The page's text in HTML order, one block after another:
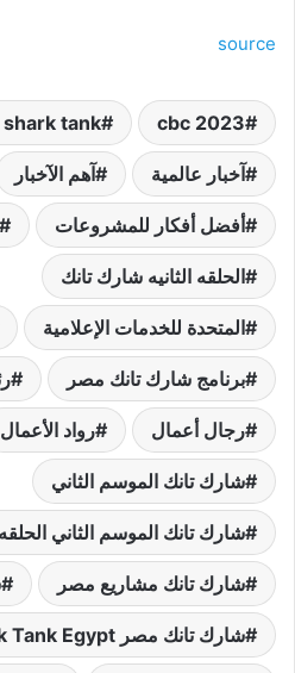
source
cbc 2023 shark tank مصر
آخبار عالمية آهم الآخبار
أفضل أفكار للمشروعات
الحلقه الثانيه شارك تانك
المتحدة للخدمات الإعلامية
برنامج شارك تانك مصر
رجال أعمال رواد الأعمال
شارك تانك الموسم الثاني
شارك تانك الموسم الثاني الحلقه
شارك تانك مشاريع مصر
شارك تانك مصر Shark Tank Egypt